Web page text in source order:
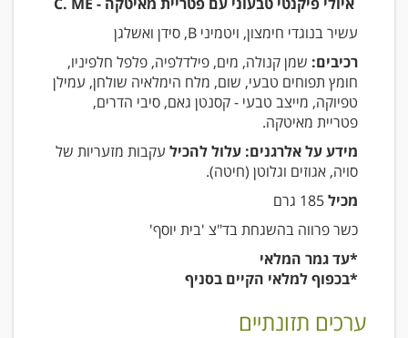
עשיר בנוגדי חימצון, ויטמיני B, סידן ואשלגן
רכיבים: שמן קנולה, מים, פילדלפיה, פלפל חלפיניו,
חומץ תפוחים טבעי, שום, מלח הימלאיה שולחן, עמילן
טפיוקה, מייצב טבעי - קסנטן גאם, סיבי הדרים,
פטריית מאיטקה.
מידע על אלרגנים: עלול להכיל עקבות מזעריות של
סויה, אגוזים וגלוטן (חיטה).
מכיל185 גרם
כשר פרווה בהשגחת בד"צ 'בית יוסף'
*עד גמר המלאי
*בכפוף למלאי הקיים בסניף
ערכים תזונתיים